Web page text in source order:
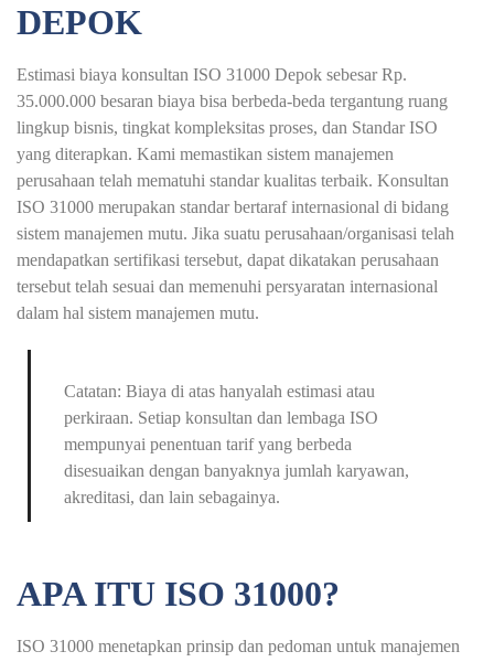
DEPOK
Estimasi biaya konsultan ISO 31000 Depok sebesar Rp.
35.000.000 besaran biaya bisa berbeda-beda tergantung ruang
lingkup bisnis, tingkat kompleksitas proses, dan Standar ISO
yang diterapkan. Kami memastikan sistem manajemen
perusahaan telah mematuhi standar kualitas terbaik. Konsultan
ISO 31000 merupakan standar bertaraf internasional di bidang
sistem manajemen mutu. Jika suatu perusahaan/organisasi telah
mendapatkan sertifikasi tersebut, dapat dikatakan perusahaan
tersebut telah sesuai dan memenuhi persyaratan internasional
dalam hal sistem manajemen mutu.
Catatan: Biaya di atas hanyalah estimasi atau
perkiraan. Setiap konsultan dan lembaga ISO
mempunyai penentuan tarif yang berbeda
disesuaikan dengan banyaknya jumlah karyawan,
akreditasi, dan lain sebagainya.
APA ITU ISO 31000?
ISO 31000 menetapkan prinsip dan pedoman untuk manajemen